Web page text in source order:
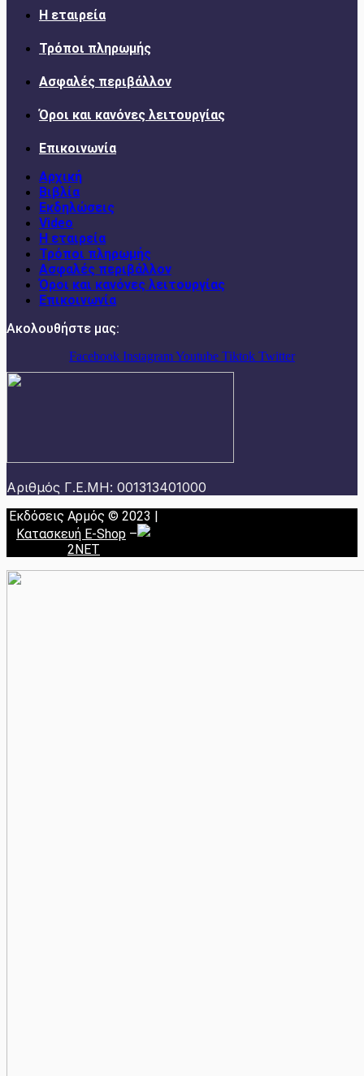
Η εταιρεία
Τρόποι πληρωμής
Ασφαλές περιβάλλον
Όροι και κανόνες λειτουργίας
Επικοινωνία
Αρχική
Βιβλία
Εκδηλώσεις
Video
Η εταιρεία
Τρόποι πληρωμής
Ασφαλές περιβάλλον
Όροι και κανόνες λειτουργίας
Επικοινωνία
Ακολουθήστε μας:
Facebook InstagramYoutube Tiktok Twitter
Αριθμός Γ.Ε.ΜΗ: 001313401000
Εκδόσεις Αρμός © 2023 |
Κατασκευή E-Shop –
2NET